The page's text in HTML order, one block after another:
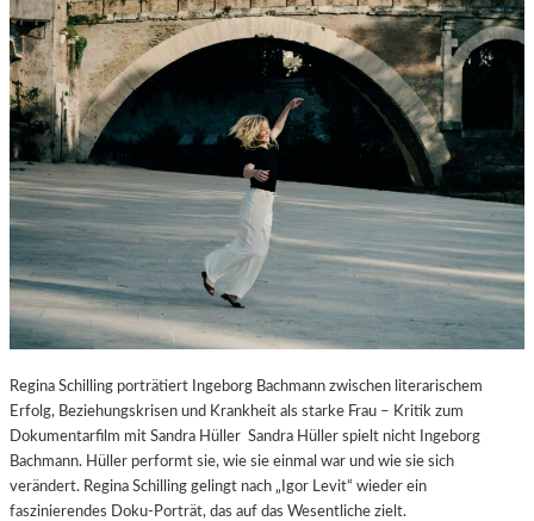
Regina Schilling porträtiert Ingeborg Bachmann zwischen literarischem
Erfolg, Beziehungskrisen und Krankheit als starke Frau – Kritik zum
Dokumentarfilm mit Sandra Hüller Sandra Hüller spielt nicht Ingeborg
Bachmann. Hüller performt sie, wie sie einmal war und wie sie sich
verändert. Regina Schilling gelingt nach „Igor Levit“ wieder ein
faszinierendes Doku-Porträt, das auf das Wesentliche zielt.